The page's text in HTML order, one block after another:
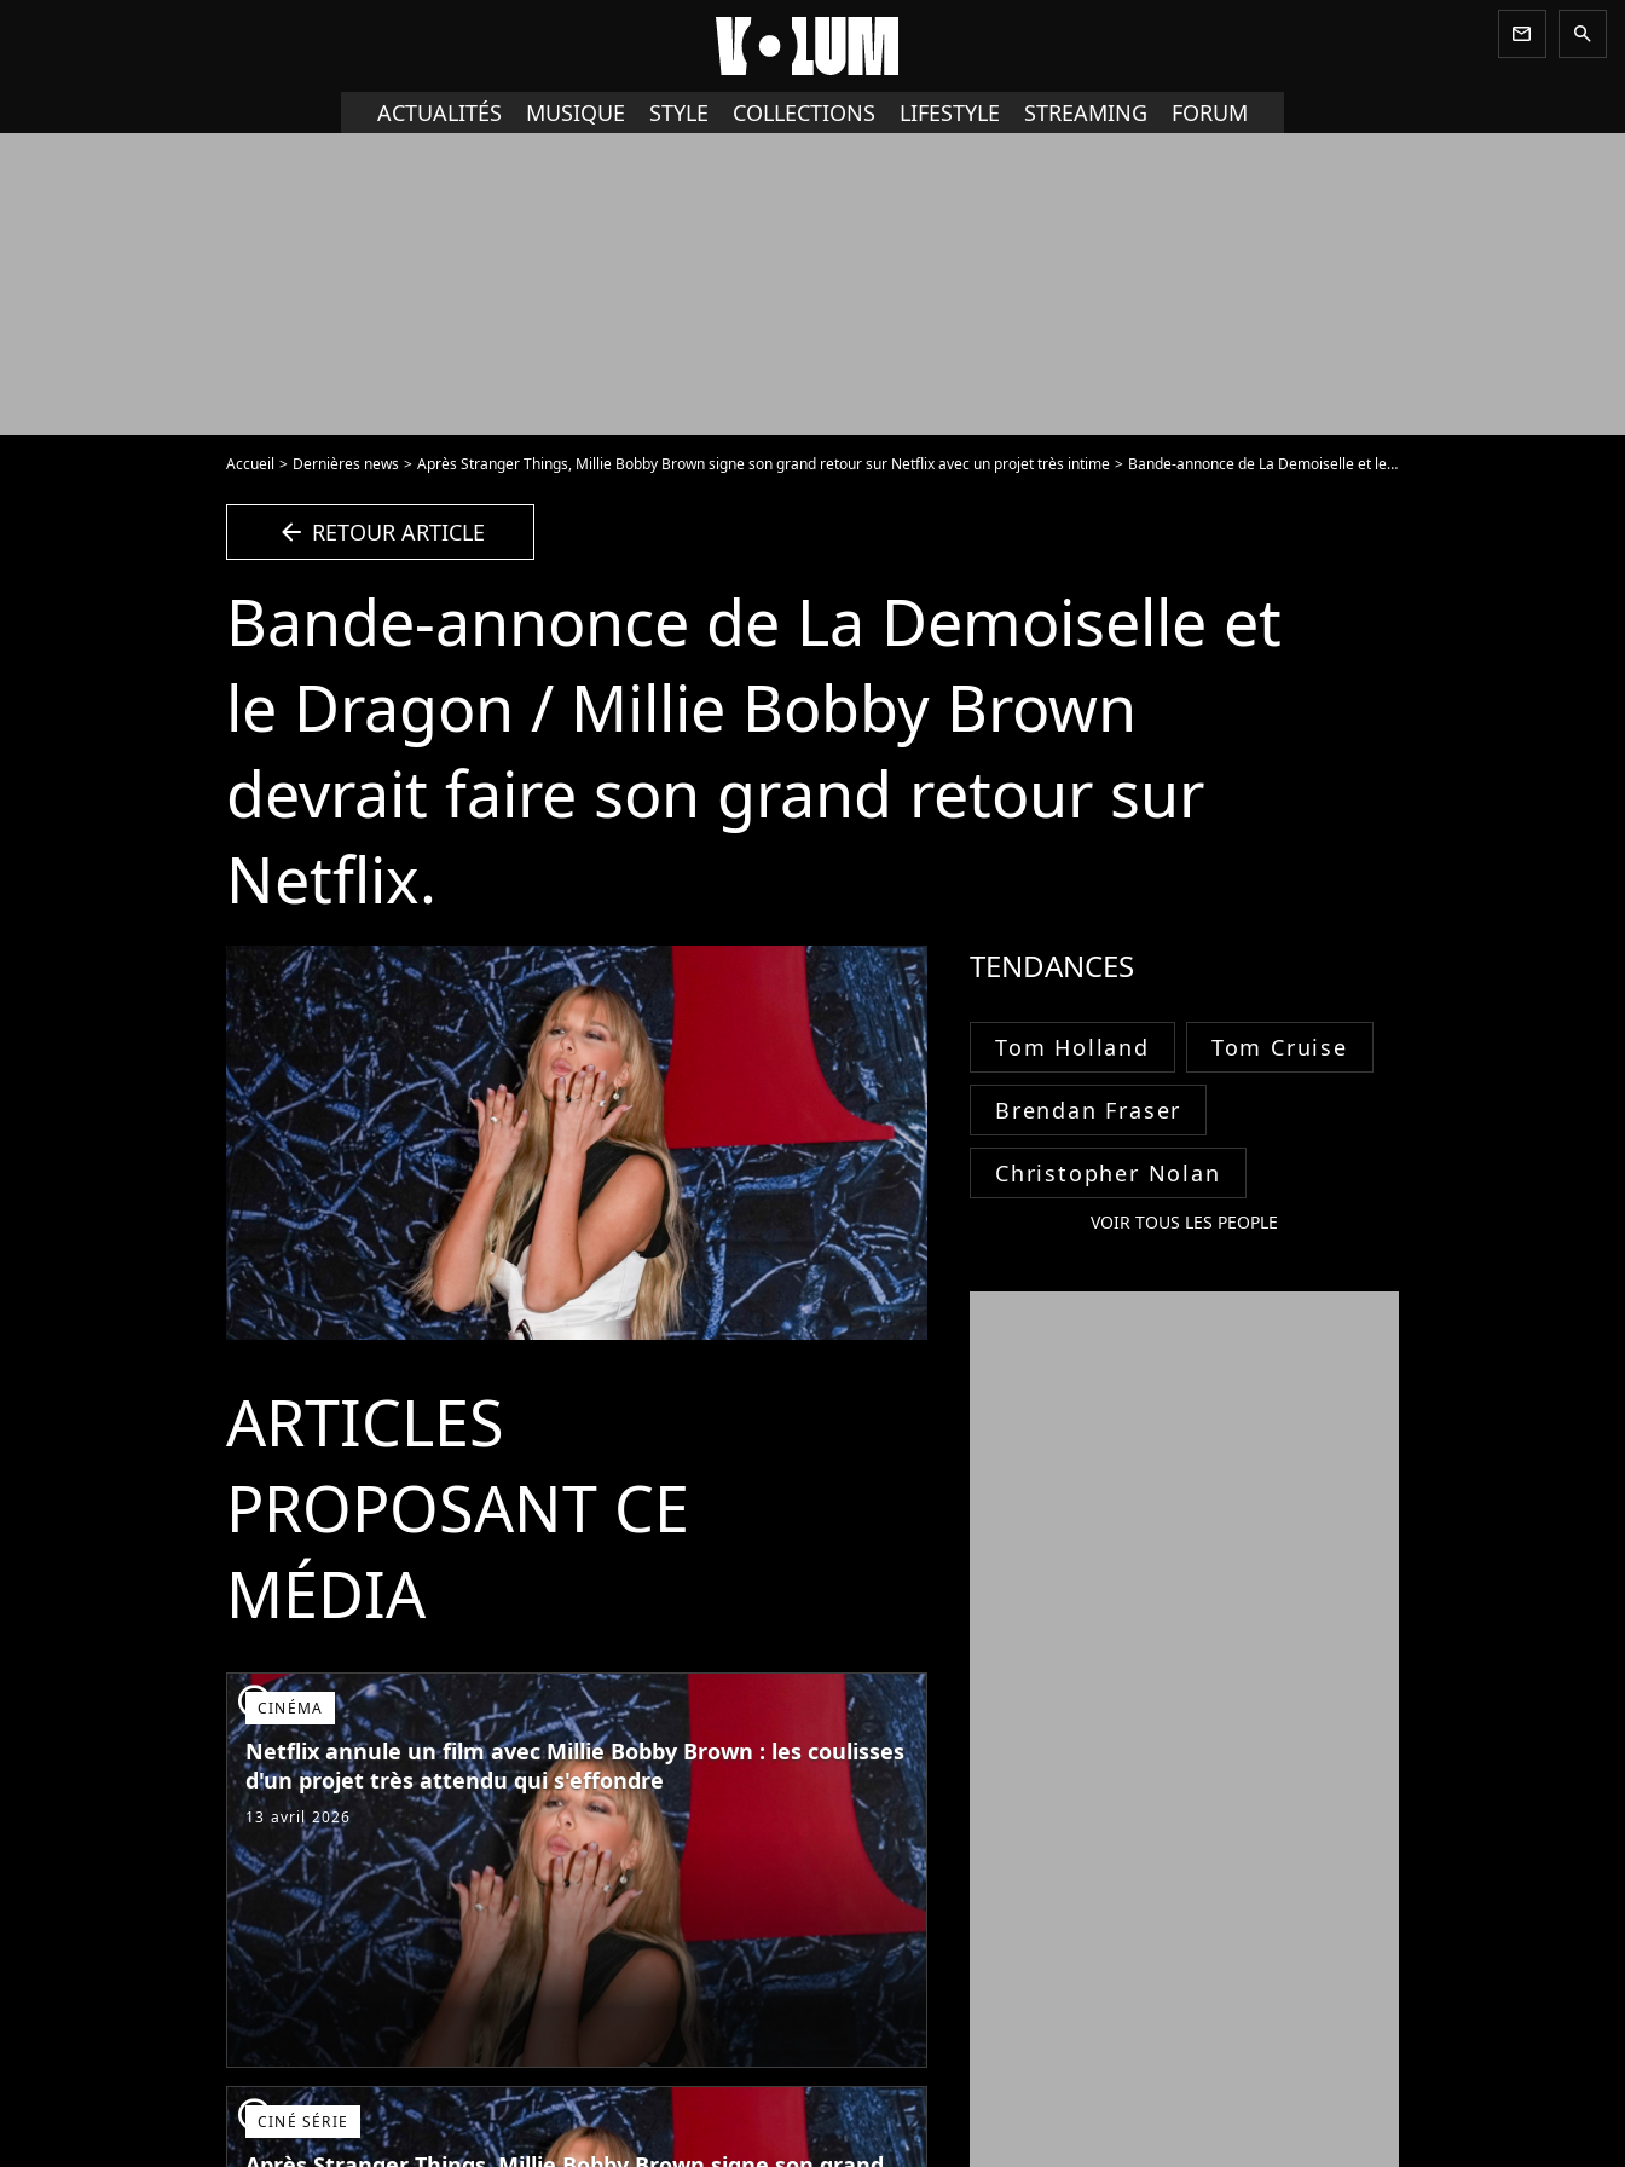
newsletter search
ACTUALITÉS MUSIQUE STYLE COLLECTIONS LIFESTYLE STREAMING FORUM
Accueil Dernières news Après Stranger Things, Millie Bobby Brown signe son grand retour sur Netflix avec un projet très intime Bande-annonce de La Demoiselle et le Dragon / Millie Bobby Brown devrait faire son grand retour sur Netflix. - Vidéo
arrow_left RETOUR ARTICLE
Bande-annonce de La Demoiselle et
le Dragon / Millie Bobby Brown
devrait faire son grand retour sur
Netflix.
ARTICLES
PROPOSANT CE
MÉDIA
player2CINÉMA
Netflix annule un film avec Millie Bobby Brown : les coulisses
d'un projet très attendu qui s'effondre
13 avril 2026
player2CINÉ SÉRIE
TENDANCES
Tom Holland Tom Cruise
Brendan Fraser
Christopher Nolan
VOIR TOUS LES PEOPLE